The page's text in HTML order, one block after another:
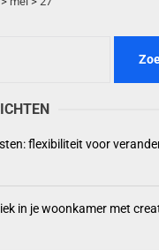
Verbeter
Paisley
Slimme
flexibiliteit voor
in je woonkamer met